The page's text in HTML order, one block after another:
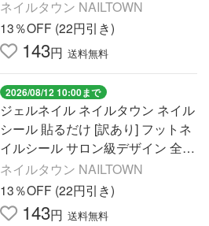
種 ネイルラップ ネイルシール
ネイルタウン NAILTOWN
13％OFF (22円引き)
143円 送料無料
2026/08/12 10:00まで
ジェルネイル ネイルタウン ネイル
シール 貼るだけ [訳あり] フットネ
イルシール サロン級デザイン 全16
種 ネイルラップ ネイルシール
ネイルタウン NAILTOWN
13％OFF (22円引き)
143円 送料無料